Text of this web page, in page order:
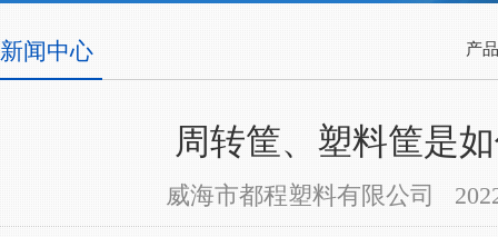
新闻中心 产
周转筐、塑料筐是
威海市都程塑料有限公司